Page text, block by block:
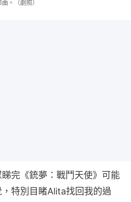
。（劇照）
完《銃夢：戰鬥天使》可能
特別目睹Alita找回我的過